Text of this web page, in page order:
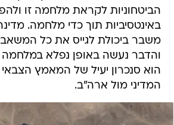
הביטחוניות לקראת מלחמה זו
באינטסיביות תוך כדי מלחמה.
משבר ביכולת לגייס את כל
והדבר נעשה באופן נפלא במלחמה
הוא סנכרון יעיל של המאמץ
המדיני מול ארה"ב.